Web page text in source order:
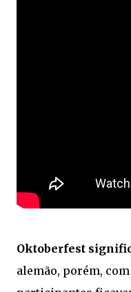
Oktoberfest
alemão, porém,